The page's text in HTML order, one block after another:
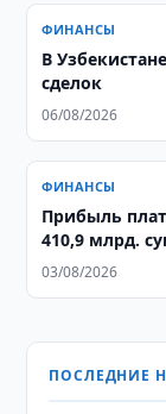
ФИНАНСЫ
В
сделок
06/08/2026
ФИНАНСЫ
Прибыль
410,9 млрд.
03/08/2026
ПОСЛЕДНИЕ